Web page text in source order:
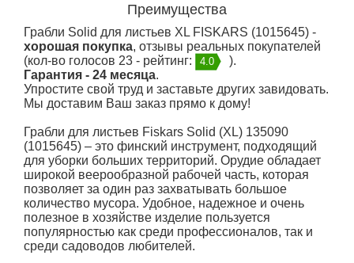
Преимущества
Грабли Solid для листьев XL FISKARS (1015645) -
хорошая покупка, отзывы реальных покупателей
(кол-во голосов 23 - рейтинг:
4.0
).
Гарантия - 24 месяца.
Упростите свой труд и заставьте других завидовать.
Мы доставим Ваш заказ прямо к дому!
Грабли для листьев Fiskars Solid (XL) 135090
(1015645) – это финский инструмент, подходящий
для уборки больших территорий. Орудие обладает
широкой веерообразной рабочей часть, которая
позволяет за один раз захватывать большое
количество мусора. Удобное, надежное и очень
полезное в хозяйстве изделие пользуется
популярностью как среди профессионалов, так и
среди садоводов любителей.